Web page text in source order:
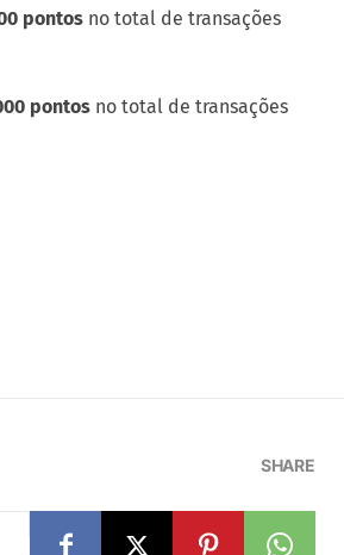
pontos no total de transações
pontos no total de transações
SHARE